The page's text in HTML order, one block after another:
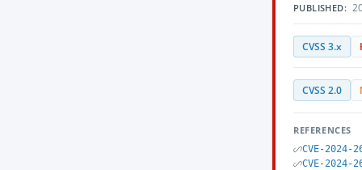
PUBLISHED:
CVSS 3.x
CVSS 2.0
REFERENCES
CVE-2024-
CVE-2024-